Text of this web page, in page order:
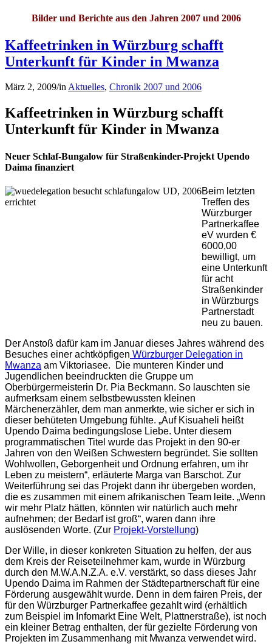
Bilder und Berichte aus den Jahren 2007 und 2006
Kaffeetrinken in Würzburg schafft
Unterkunft für Kinder in Mwanza
März 2, 2009/inAktuelles, Chronik 2007 und 2006
Kaffeetrinken in Würzburg schafft
Unterkunft für Kinder in Mwanza
Neuer Schlaf-Bungalow für Straßenkinder-Projekt Upendo
Daima finanziert
Beim letzten
Treffen des
Würzburger
Partnerkaffee
eV wurden €
6000,00
bewilligt, um
eine Unterkunft
für acht
Straßenkinder
in Würzburgs
Partnerstadt
neu zu bauen.
Der Anstoß dafür kam im Januar dieses Jahres während des
Besuches einer achtköpfigen Würzburger Delegation in
Mwanza am Viktoriasee. Die munteren Kinder und
Jugendlichen beeindruckten die Gruppe um
Oberbürgermeisterin Dr. Pia Beckmann. So lauschten sie
aufmerksam einem selbstbewussten kleinen
Märchenerzähler, dem man anmerkte, wie sicher er sich in
dieser behüteten Umgebung fühlte. „Auf Kisuaheli heißt
Upendo Daima bedingungslose Liebe. Unter diesem
programmatischen Titel wurde das Projekt in den 90-er
Jahren von den Weißen Schwestern begründet. Sie sollten
Wohlwollen, Geborgenheit und Ordnung erfahren, um ihr
Leben zu meistern“, erläuterte Marga van Barschot. Zur
Weiterführung sei das Projekt dann ihr übergeben worden,
die es zusammen mit einem afrikanischen Team leite. „Wenn
wir mehr Platz hätten, könnten wir natürlich auch mehr
aufnehmen; der Bedarf ist groß“, waren dann ihre
auslösenden Worte. (Zur Projekt-Vorstellung)
Der Wille, in dieser konkreten Situation zu helfen, der aus
dem Kreis der Reiseteilnehmer kam, wurde in Würzburg
durch den M.W.A.N.Z.A. e.V. verstärkt, so dass dieses Jahr
Upendo Daima im Rahmen der Städtepartnerschaft für eine
Förderung ausgewählt wurde. Denn in dem fairen Preis, der
für den Würzburger Partnerkaffee gezahlt wird (erhältlich
zum Beispiel im Infomarkt Eine Welt, Plattnerstraße), ist noch
ein kleiner Betrag enthalten, der für gezielte Förderung von
Projekten im Zusammenhang mit Mwanza verwendet wird.